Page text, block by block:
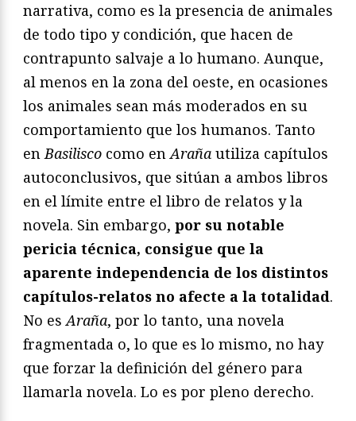
narrativa, como es la presencia de animales
de todo tipo y condición, que hacen de
contrapunto salvaje a lo humano. Aunque,
al menos en la zona del oeste, en ocasiones
los animales sean más moderados en su
comportamiento que los humanos. Tanto
enBasilisco como enAraña utiliza capítulos
autoconclusivos, que sitúan a ambos libros
en el límite entre el libro de relatos y la
novela. Sin embargo, por su notable
pericia técnica, consigue que la
aparente independencia de los distintos
capítulos-relatos no afecte a la totalidad.
No esAraña, por lo tanto, una novela
fragmentada o, lo que es lo mismo, no hay
que forzar la definición del género para
llamarla novela. Lo es por pleno derecho.